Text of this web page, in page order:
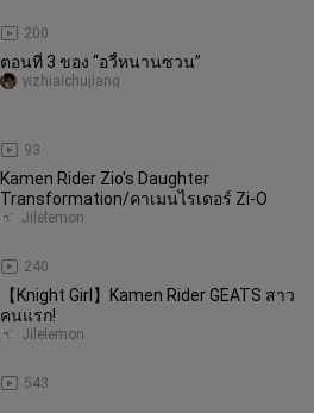
200
ตอนที่ 3 ของ “อวี้หนานซวน”
93
yizhiaichujiang
Kamen Rider Zio's Daughter
Transformation/คาเมนไรเดอร์ Zi-O
240
Jilelemon
【Knight Girl】Kamen Rider GEATS สาว
คนแรก!
543
Jilelemon